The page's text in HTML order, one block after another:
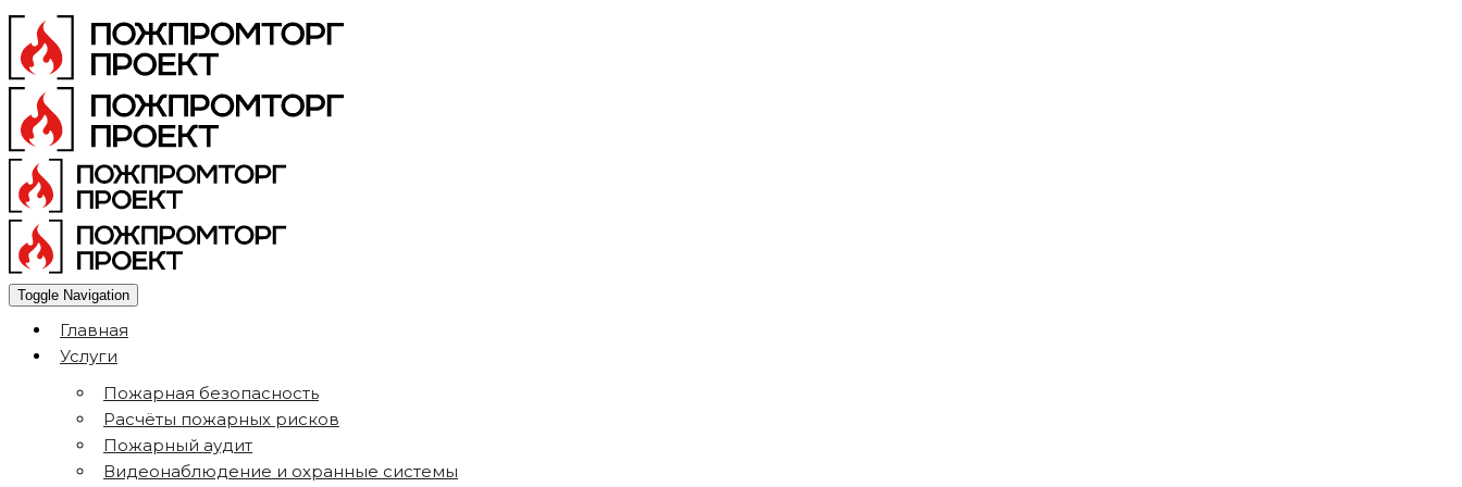
Toggle Navigation
Главная
Услуги
Пожарная безопасность
Расчёты пожарных рисков
Пожарный аудит
Видеонаблюдение и охранные системы